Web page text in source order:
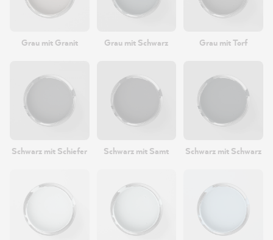
Grau mit Granit Grau mit Schwarz Grau mit Torf
Schwarz mit Schiefer Schwarz mit Samt Schwarz mit Schwarz